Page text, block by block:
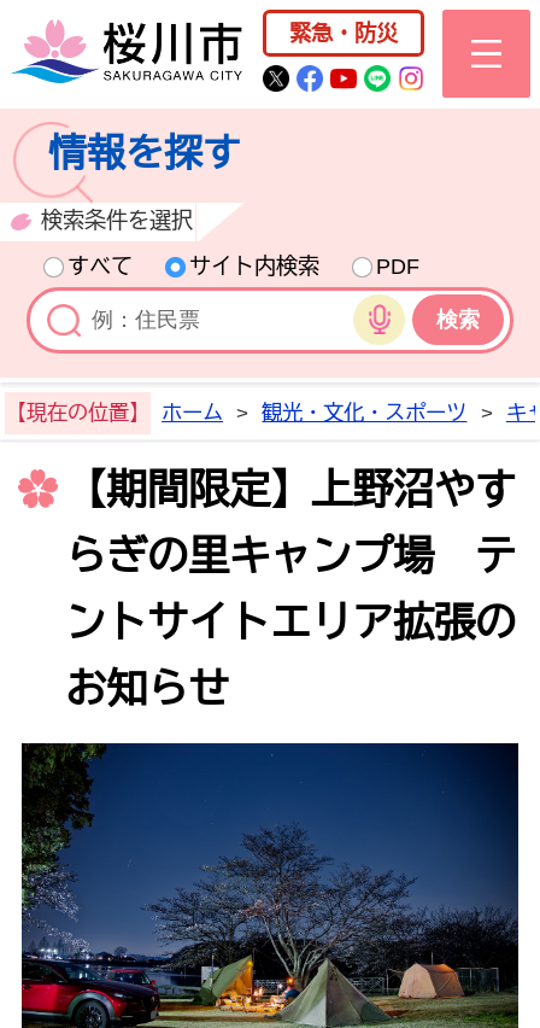
桜川市公式ホー
緊急・防災
桜川市公式Twitter
桜川市公式
桜川市公式
桜川市公式
情報を探す
検索条件を選択
すべて
サイト内検索
PDF
音声検索
【現在の位置】 ホーム > 観光・文化・スポーツ > キ
【期間限定】上野沼やす
らぎの里キャンプ場 テ
ントサイトエリア拡張の
お知らせ